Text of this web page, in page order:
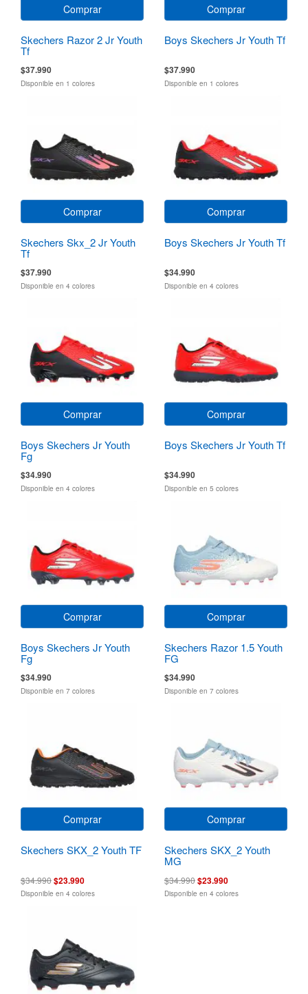
Comprar
Skechers Razor 2 Jr Youth
Tf
$37.990
Disponible en 1 colores
Comprar
Boys Skechers Jr Youth Tf
$37.990
Disponible en 1 colores
Comprar
Skechers Skx_2 Jr Youth
Tf
$37.990
Disponible en 4 colores
Comprar
Boys Skechers Jr Youth Tf
$34.990
Disponible en 4 colores
Comprar
Boys Skechers Jr Youth
Fg
$34.990
Disponible en 4 colores
Comprar
Boys Skechers Jr Youth Tf
$34.990
Disponible en 5 colores
Comprar
Boys Skechers Jr Youth
Fg
$34.990
Disponible en 7 colores
Comprar
Skechers Razor 1.5 Youth
FG
$34.990
Disponible en 7 colores
Comprar
Skechers SKX_2 Youth TF
$34.990$23.990
Disponible en 4 colores
Comprar
Skechers SKX_2 Youth
MG
$34.990$23.990
Disponible en 4 colores